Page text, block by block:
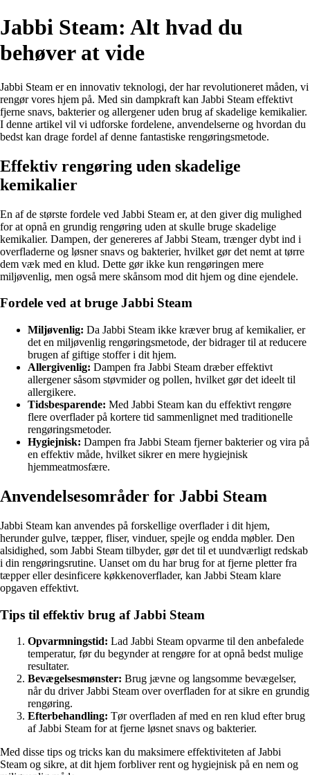
Jabbi Steam: Alt hvad du
behøver at vide
Jabbi Steam er en innovativ teknologi, der har revolutioneret måden, vi
rengør vores hjem på. Med sin dampkraft kan Jabbi Steam effektivt
fjerne snavs, bakterier og allergener uden brug af skadelige kemikalier.
I denne artikel vil vi udforske fordelene, anvendelserne og hvordan du
bedst kan drage fordel af denne fantastiske rengøringsmetode.
Effektiv rengøring uden skadelige
kemikalier
En af de største fordele ved Jabbi Steam er, at den giver dig mulighed
for at opnå en grundig rengøring uden at skulle bruge skadelige
kemikalier. Dampen, der genereres af Jabbi Steam, trænger dybt ind i
overfladerne og løsner snavs og bakterier, hvilket gør det nemt at tørre
dem væk med en klud. Dette gør ikke kun rengøringen mere
miljøvenlig, men også mere skånsom mod dit hjem og dine ejendele.
Fordele ved at bruge Jabbi Steam
Miljøvenlig: Da Jabbi Steam ikke kræver brug af kemikalier, er
det en miljøvenlig rengøringsmetode, der bidrager til at reducere
brugen af giftige stoffer i dit hjem.
Allergivenlig: Dampen fra Jabbi Steam dræber effektivt
allergener såsom støvmider og pollen, hvilket gør det ideelt til
allergikere.
Tidsbesparende: Med Jabbi Steam kan du effektivt rengøre
flere overflader på kortere tid sammenlignet med traditionelle
rengøringsmetoder.
Hygiejnisk: Dampen fra Jabbi Steam fjerner bakterier og vira på
en effektiv måde, hvilket sikrer en mere hygiejnisk
hjemmeatmosfære.
Anvendelsesområder for Jabbi Steam
Jabbi Steam kan anvendes på forskellige overflader i dit hjem,
herunder gulve, tæpper, fliser, vinduer, spejle og endda møbler. Den
alsidighed, som Jabbi Steam tilbyder, gør det til et uundværligt redskab
i din rengøringsrutine. Uanset om du har brug for at fjerne pletter fra
tæpper eller desinficere køkkenoverflader, kan Jabbi Steam klare
opgaven effektivt.
Tips til effektiv brug af Jabbi Steam
Opvarmningstid: Lad Jabbi Steam opvarme til den anbefalede
temperatur, før du begynder at rengøre for at opnå bedst mulige
resultater.
Bevægelsesmønster: Brug jævne og langsomme bevægelser,
når du driver Jabbi Steam over overfladen for at sikre en grundig
rengøring.
Efterbehandling: Tør overfladen af med en ren klud efter brug
af Jabbi Steam for at fjerne løsnet snavs og bakterier.
Med disse tips og tricks kan du maksimere effektiviteten af Jabbi
Steam og sikre, at dit hjem forbliver rent og hygiejnisk på en nem og